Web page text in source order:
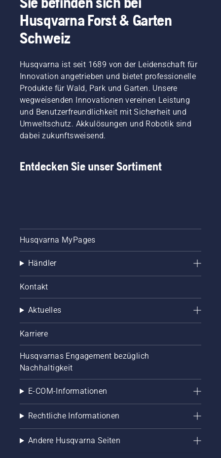
Husqvarna Forst & Garten
Schweiz
Husqvarna ist seit 1689 von der Leidenschaft für
Innovation angetrieben und bietet professionelle
Produkte für Wald, Park und Garten. Unsere
wegweisenden Innovationen vereinen Leistung
und Benutzerfreundlichkeit mit Sicherheit und
Umweltschutz. Akkulösungen und Robotik sind
dabei zukunftsweisend.
Entdecken Sie unser Sortiment
Husqvarna MyPages
Händler
Kontakt
Aktuelles
Karriere
Husqvarnas Engagement bezüglich
Nachhaltigkeit
E-COM-Informationen
Rechtliche Informationen
Andere Husqvarna Seiten